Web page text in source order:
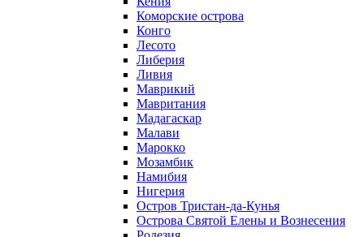
Коморские острова
Конго
Лесото
Либерия
Ливия
Маврикий
Мавритания
Мадагаскар
Малави
Марокко
Мозамбик
Намибия
Нигерия
Остров Тристан-да-Кунья
Острова Святой Елены и Вознесения